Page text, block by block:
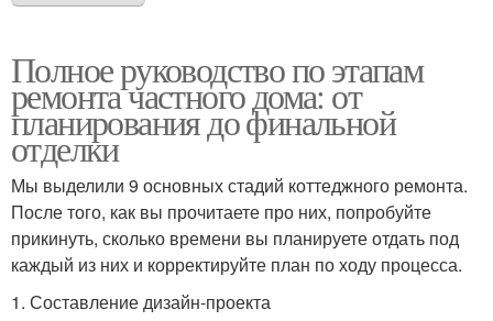
Полное руководство по этапам
ремонта частного дома: от
планирования до финальной
отделки
Мы выделили 9 основных стадий коттеджного ремонта.
После того, как вы прочитаете про них, попробуйте
прикинуть, сколько времени вы планируете отдать под
каждый из них и корректируйте план по ходу процесса.
1. Составление дизайн-проекта